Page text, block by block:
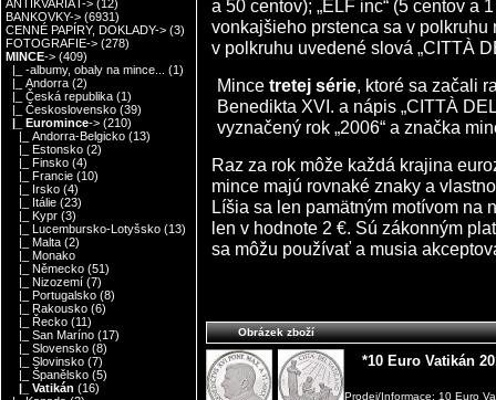
ANTIKVARIÁT-> (12)
BANKOVKY-> (6931)
CENNÉ PAPÍRY, DOKLADY-> (3)
FOTOGRAFIE-> (278)
MINCE-> (409)
|_ -albumy, obaly na mince...
(1)
|_ Andorra (2)
|_ Česká republika (1)
|_ Československo (39)
|_ Euromince-> (210)
|_ Andorra-Belgicko (13)
|_ Estonsko (2)
|_ Finsko (4)
|_ Francie (10)
|_ Irsko (4)
|_ Itálie (23)
|_ Kypr (3)
|_ Lucembursko-Lotyšsko (13)
|_ Malta (2)
|_ Monako
|_ Německo (51)
|_ Nizozemí (7)
|_ Portugalsko (8)
|_ Rakousko (6)
|_ Řecko (11)
|_ San Maríno (17)
|_ Slovensko (8)
|_ Slovinsko (7)
|_ Španělsko (5)
|_ Vatikán (16)
a 50 centov); „ELF inc“ (5 centov a
vonkajšieho prstenca sa v
v polkruhu uvedené slová „CITTÀ
Mince tretej série , ktoré sa začali
Benedikta XVI. a nápis „CITTÀ
vyznačený rok „2006“ a značka
Raz za rok môže každá krajina
mince majú rovnaké znaky a
Líšia sa len pamätným motívom na
len v hodnote 2 €. Sú zákonným
sa môžu používať a musia
Obrázek zboží
*10 Euro Vatikán
Prodej/Informace: 10 Euro